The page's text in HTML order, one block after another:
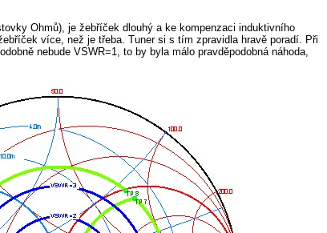
Ohmů), je žebříček dlouhý a ke kompenzaci induktivního
více, než je třeba. Tuner si s tím zpravidla hravě poradí. Při
nebude VSWR=1, to by byla málo pravděpodobná náhoda,